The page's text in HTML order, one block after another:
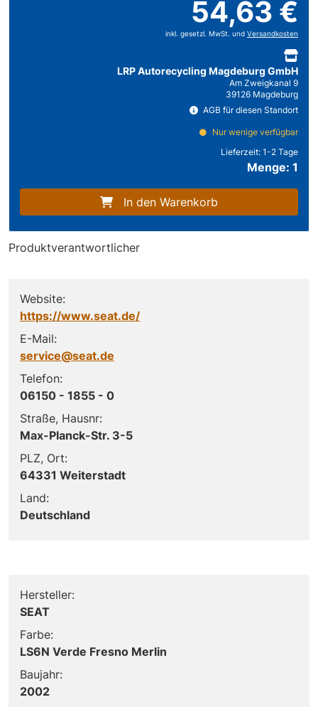
54,63 €
inkl. gesetzl. MwSt. und Versandkosten
LRP Autorecycling Magdeburg GmbH
Am Zweigkanal 9
39126 Magdeburg
AGB für diesen Standort
Nur wenige verfügbar
Lieferzeit: 1-2 Tage
Menge: 1
In den Warenkorb
Produktverantwortlicher
Website:
https://www.seat.de/
E-Mail:
service@seat.de
Telefon:
06150 - 1855 - 0
Straße, Hausnr:
Max-Planck-Str. 3-5
PLZ, Ort:
64331 Weiterstadt
Land:
Deutschland
Hersteller:
SEAT
Farbe:
LS6N Verde Fresno Merlin
Baujahr:
2002